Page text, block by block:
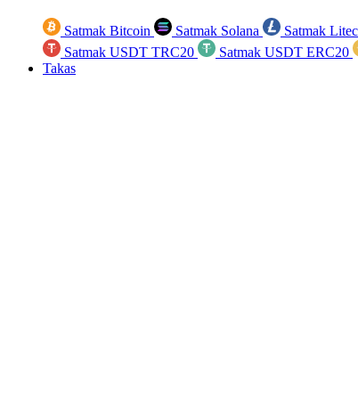
Satmak Bitcoin Satmak Solana Satmak
Satmak USDT TRC20
Satmak USDT ERC20
Takas